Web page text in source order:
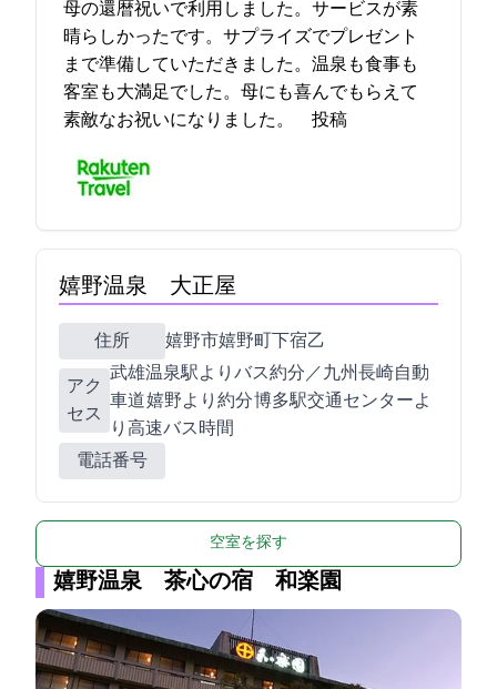
母の還暦祝いで利用しました。サービスが素
晴らしかったです。サプライズでプレゼント
まで準備していただきました。温泉も食事も
客室も大満足でした。母にも喜んでもらえて
素敵なお祝いになりました。 2021-11-25 18:14:43投稿
嬉野温泉 大正屋
住所 嬉野市嬉野町下宿乙2276-1
アク
セス
JR武雄温泉駅よりバス約25分／九州長崎自動
車道 嬉野ICより約10分/ 博多駅交通センターよ
り高速バス2時間
電話番号
空室を探す
嬉野温泉 茶心の宿 和楽園